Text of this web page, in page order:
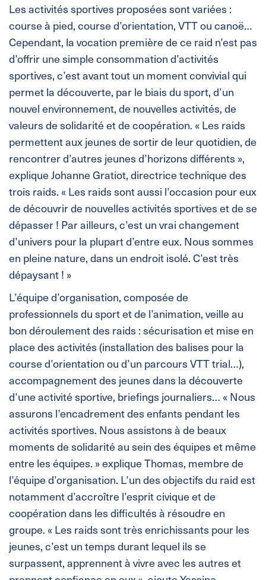
Les activités sportives proposées sont variées :
course à pied, course d’orientation, VTT ou canoë…
Cependant, la vocation première de ce raid n’est pas
d’offrir une simple consommation d’activités
sportives, c’est avant tout un moment convivial qui
permet la découverte, par le biais du sport, d’un
nouvel environnement, de nouvelles activités, de
valeurs de solidarité et de coopération. « Les raids
permettent aux jeunes de sortir de leur quotidien, de
rencontrer d’autres jeunes d’horizons différents »,
explique Johanne Gratiot, directrice technique des
trois raids. « Les raids sont aussi l’occasion pour eux
de découvrir de nouvelles activités sportives et de se
dépasser ! Par ailleurs, c’est un vrai changement
d’univers pour la plupart d’entre eux. Nous sommes
en pleine nature, dans un endroit isolé. C’est très
dépaysant ! »
L’équipe d’organisation, composée de
professionnels du sport et de l’animation, veille au
bon déroulement des raids : sécurisation et mise en
place des activités (installation des balises pour la
course d’orientation ou d’un parcours VTT trial…),
accompagnement des jeunes dans la découverte
d’une activité sportive, briefings journaliers… « Nous
assurons l’encadrement des enfants pendant les
activités sportives. Nous assistons à de beaux
moments de solidarité au sein des équipes et même
entre les équipes. » explique Thomas, membre de
l’équipe d’organisation. L’un des objectifs du raid est
notamment d’accroître l’esprit civique et de
coopération dans les difficultés à résoudre en
groupe. « Les raids sont très enrichissants pour les
jeunes, c’est un temps durant lequel ils se
surpassent, apprennent à vivre avec les autres et